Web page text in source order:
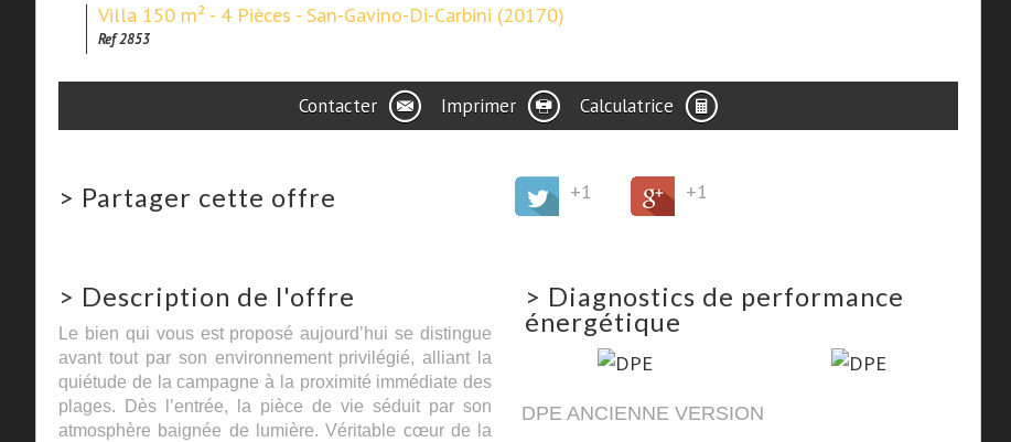
Villa 150 m² - 4 Pièces - San-Gavino-Di-Carbini (20170)
Ref 2853
Contacter Imprimer Calculatrice
> Partager cette offre +1 +1
> Description de l'offre
Le bien qui vous est proposé aujourd’hui se distingue
avant tout par son environnement privilégié, alliant la
quiétude de la campagne à la proximité immédiate des
plages. Dès l’entrée, la pièce de vie séduit par son
atmosphère baignée de lumière. Véritable cœur de la
> Diagnostics de performance
énergétique
DPE ANCIENNE VERSION